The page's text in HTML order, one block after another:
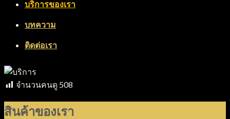
บริการของเรา
บทความ
ติดต่อเรา
จำนวนคนดู 508
สินค้าของเรา